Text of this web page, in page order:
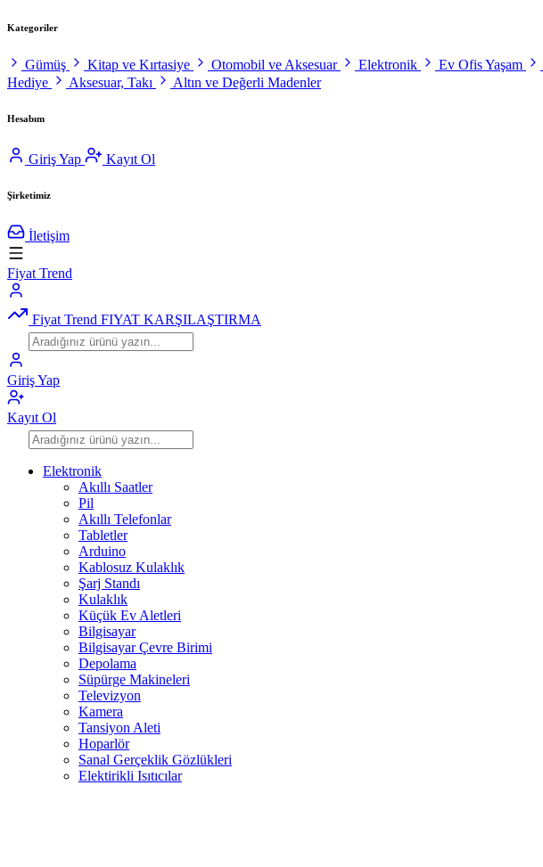
Kategoriler
Gümüş Kitap ve Kırtasiye Otomobil ve Aksesuar Elektronik Ev Ofis Yaşam
Hediye
Aksesuar, Takı Altın ve Değerli Madenler
Hesabım
Giriş Yap Kayıt Ol
Şirketimiz
İletişim
Fiyat Trend
Fiyat Trend FIYAT KARŞILAŞTIRMA
Giriş Yap
Kayıt Ol
Elektronik
Akıllı Saatler
Pil
Akıllı Telefonlar
Tabletler
Arduino
Kablosuz Kulaklık
Şarj Standı
Kulaklık
Küçük Ev Aletleri
Bilgisayar
Bilgisayar Çevre Birimi
Depolama
Süpürge Makineleri
Televizyon
Kamera
Tansiyon Aleti
Hoparlör
Sanal Gerçeklik Gözlükleri
Elektirikli Isıtıcılar